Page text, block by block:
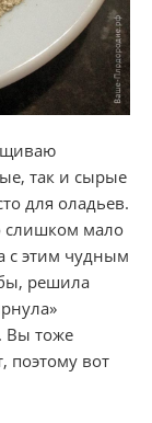
так и сырые
для оладьев.
слишком мало
с этим чудным
решила
Вы тоже
поэтому вот